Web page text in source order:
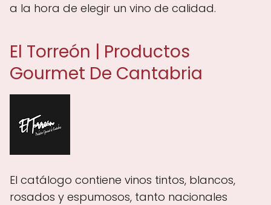
a la hora de elegir un vino de calidad.
El Torreón | Productos
Gourmet De Cantabria
El catálogo contiene vinos tintos, blancos,
rosados y espumosos, tanto nacionales